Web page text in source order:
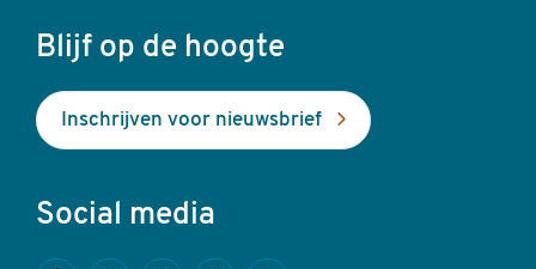
Blijf op de hoogte
Inschrijven voor nieuwsbrief
Social media